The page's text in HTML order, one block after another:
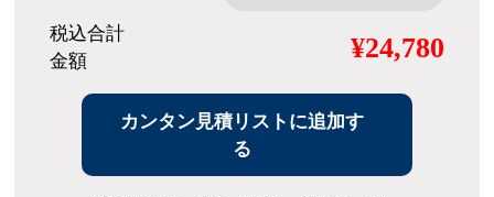
税込合計
金額
¥24,780
カンタン見積リストに追加す
る